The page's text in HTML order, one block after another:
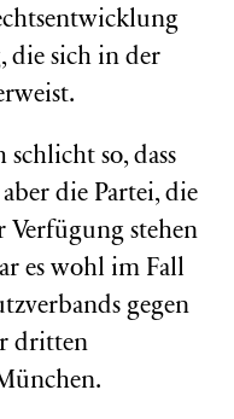
die sich in der
schlicht so, dass
die Partei, die
stehen
es wohl im Fall
gegen
dritten